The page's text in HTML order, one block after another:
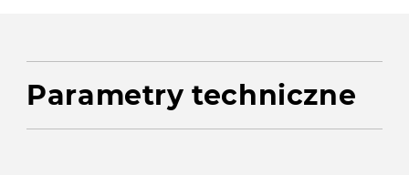
Parametry techniczne